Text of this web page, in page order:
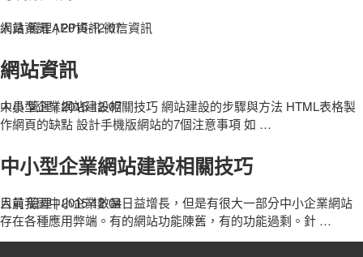
人員 管理 |2015-12-07
網站資訊 APP資訊 微信資訊
網站資訊
人員 管理|2015-12-07
中小型企業網站建設相關技巧 網站建設的步驟與方法 HTML表格製
作網頁的缺點 設計手機版網站的7個注意事項 如 …
中小型企業網站建設相關技巧
人員 管理|2015-12-04
目前我國中小企業數量日益增長，但是有很大一部分中小企業網站
存在各種應用弊端。有的網站功能陳舊，有的功能過剩。針 …